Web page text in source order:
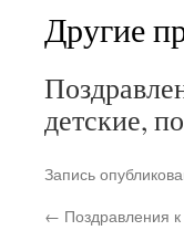
Другие
детские,
Запись
← Поздравления